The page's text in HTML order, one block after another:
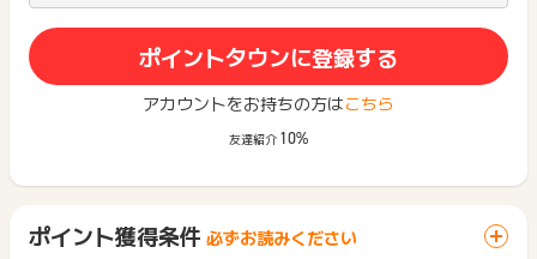
ポイントタウンに登録する
アカウントをお持ちの方はこちら
友達紹介 10%
ポイント獲得条件 必ずお読みください